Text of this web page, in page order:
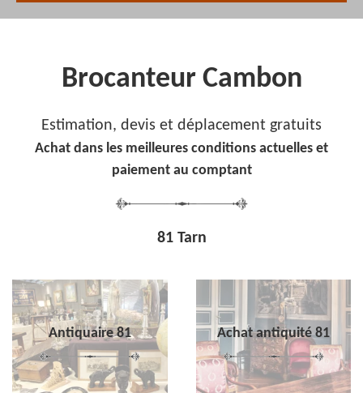
Brocanteur Cambon
Estimation, devis et déplacement gratuits
Achat dans les meilleures conditions actuelles et
paiement au comptant
81 Tarn
Antiquaire 81 Achat antiquité 81